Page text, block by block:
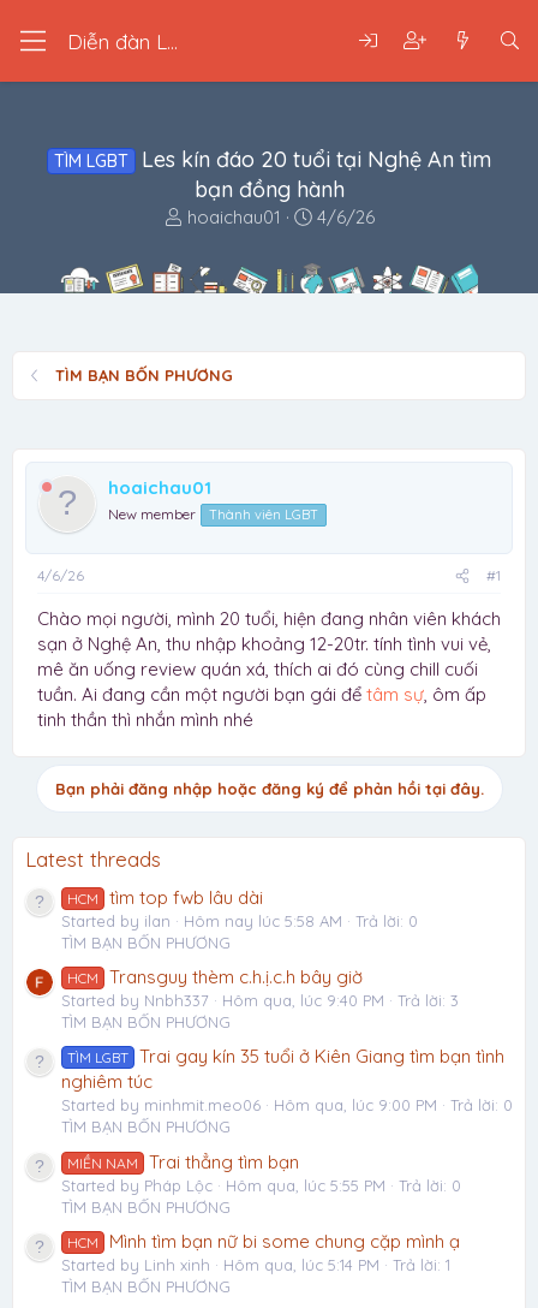
Diễn đàn LGBT
TÌM LGBT
Les kín đáo 20 tuổi tại Nghệ An tìm
bạn đồng hành
B
đ
hoaichau01
N
à
y
4/6/26
TÌM BẠN BỐN PHƯƠNG
hoaichau01
New member Thành viên LGBT
4/6/26 #1
Chào mọi người, mình 20 tuổi, hiện đang nhân viên khách
sạn ở Nghệ An, thu nhập khoảng 12-20tr. tính tình vui vẻ,
mê ăn uống review quán xá, thích ai đó cùng chill cuối
tuần. Ai đang cần một người bạn gái để tâm sự, ôm ấp
tinh thần thì nhắn mình nhé
Bạn phải đăng nhập hoặc đăng ký để phản hồi tại đây.
Latest threads
HCM tìm top fwb lâu dài
Started by ilan Hôm nay lúc 5:58 AM
Trả lời: 0
TÌM BẠN BỐN PHƯƠNG
HCM Transguy thèm c.h.ị.c.h bây giờ
Started by Nnbh337 Hôm qua, lúc 9:40 PM
Trả lời: 3
TÌM BẠN BỐN PHƯƠNG
TÌM LGBT
Trai gay kín 35 tuổi ở Kiên Giang tìm bạn tình
nghiêm túc
Started by minhmit.meo06 Hôm qua, lúc 9:00 PM
Trả lời: 0
TÌM BẠN BỐN PHƯƠNG
MIỀN NAM Trai thẳng tìm bạn
Started by Pháp Lộc Hôm qua, lúc 5:55 PM
Trả lời: 0
TÌM BẠN BỐN PHƯƠNG
HCM Mình tìm bạn nữ bi some chung cặp mình ạ
Started by Linh xinh Hôm qua, lúc 5:14 PM
Trả lời: 1
TÌM BẠN BỐN PHƯƠNG